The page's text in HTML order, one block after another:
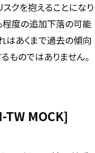
クを抱えることになり
程度の追加下落の可能
はあくまで過去の傾向
ものではありません。
TW MOCK]